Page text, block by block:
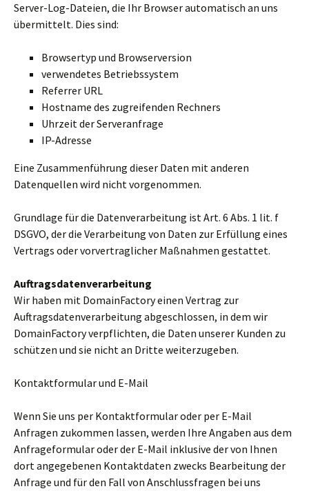
Server-Log-Dateien, die Ihr Browser automatisch an uns
übermittelt. Dies sind:
Browsertyp und Browserversion
verwendetes Betriebssystem
Referrer URL
Hostname des zugreifenden Rechners
Uhrzeit der Serveranfrage
IP-Adresse
Eine Zusammenführung dieser Daten mit anderen
Datenquellen wird nicht vorgenommen.
Grundlage für die Datenverarbeitung ist Art. 6 Abs. 1 lit. f
DSGVO, der die Verarbeitung von Daten zur Erfüllung eines
Vertrags oder vorvertraglicher Maßnahmen gestattet.
Auftragsdatenverarbeitung
Wir haben mit DomainFactory einen Vertrag zur
Auftragsdatenverarbeitung abgeschlossen, in dem wir
DomainFactory verpflichten, die Daten unserer Kunden zu
schützen und sie nicht an Dritte weiterzugeben.
Kontaktformular und E-Mail
Wenn Sie uns per Kontaktformular oder per E-Mail
Anfragen zukommen lassen, werden Ihre Angaben aus dem
Anfrageformular oder der E-Mail inklusive der von Ihnen
dort angegebenen Kontaktdaten zwecks Bearbeitung der
Anfrage und für den Fall von Anschlussfragen bei uns